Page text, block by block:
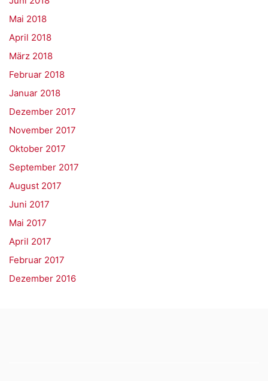
Mai 2018
April 2018
März 2018
Februar 2018
Januar 2018
Dezember 2017
November 2017
Oktober 2017
September 2017
August 2017
Juni 2017
Mai 2017
April 2017
Februar 2017
Dezember 2016